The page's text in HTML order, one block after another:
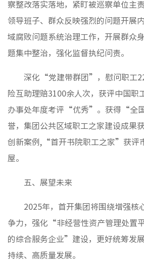
察整改落实落地，紧盯被巡察单位
领导班子、群众反映强烈的问题开展
域腐败问题系统治理工作，开展群众
题集中整治，强化监督执纪问责。
深化“党建带群团”，慰问职工
险互助理赔3100余人次，获评中国职
办事处年度考评“优秀”。获得“全
誉，集团公共区域职工之家建设成果
创新案例,“首开书院职工之家”获评
屋。
五、展望未来
2025年，首开集团将围绕增强核
争力，强化“非经营性资产管理处
的综合服务企业”建设，更好统筹发
持续、高质量发展。